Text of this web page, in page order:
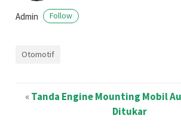
Admin Follow
Otomotif
«Tanda Engine Mounting Mobil
Ditukar